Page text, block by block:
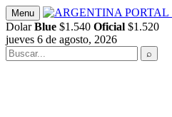
Saltar
al
contenido
Menu
Dolar Blue $1.540 Oficial $1.520
jueves 6 de agosto, 2026
Buscar
⌕